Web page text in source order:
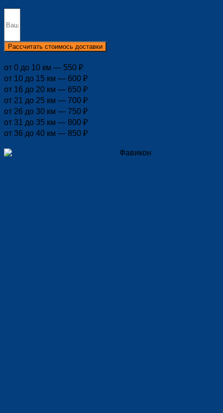
Рассчитать стоимось доставки
от 0 до 10 км — 550 ₽
от 10 до 15 км — 600 ₽
от 16 до 20 км — 650 ₽
от 21 до 25 км — 700 ₽
от 26 до 30 км — 750 ₽
от 31 до 35 км — 800 ₽
от 36 до 40 км — 850 ₽